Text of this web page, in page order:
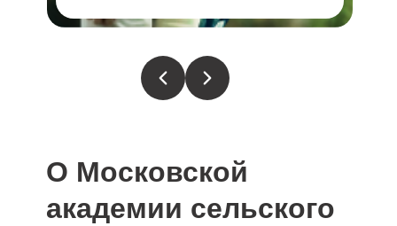
О Московской
академии сельского